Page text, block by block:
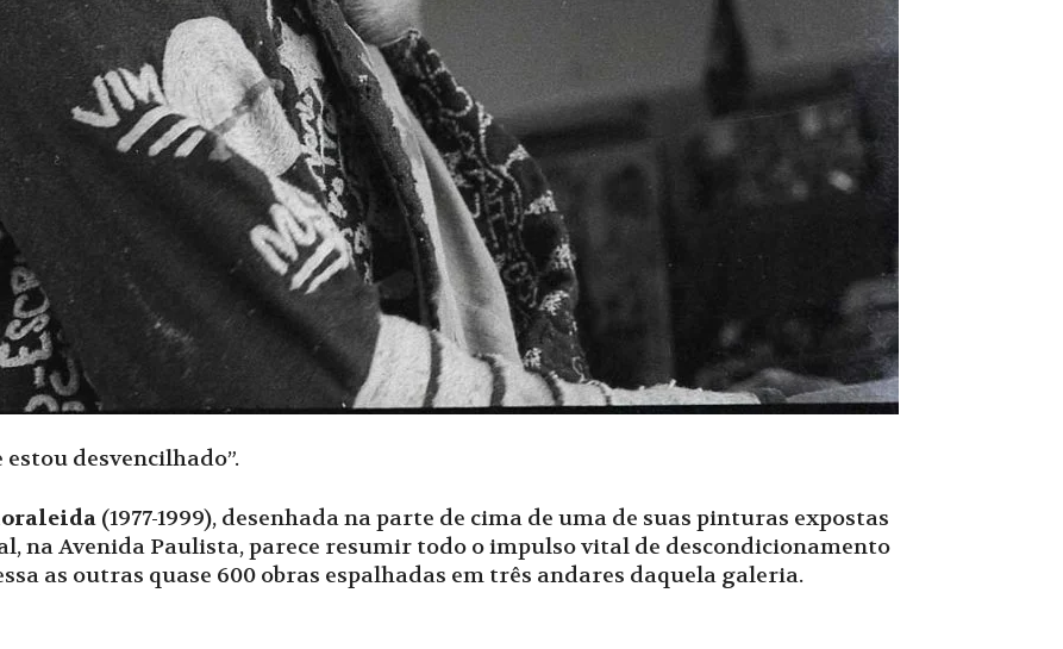
desvencilhado”.
(1977-1999), desenhada na parte de cima de uma de suas pinturas expostas
na Avenida Paulista, parece resumir todo o impulso vital de descondicionamento
as outras quase 600 obras espalhadas em três andares daquela galeria.